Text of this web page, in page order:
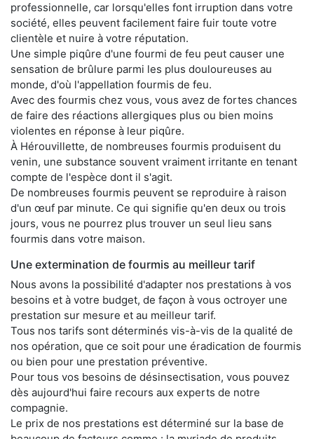
professionnelle, car lorsqu'elles font irruption dans votre
société, elles peuvent facilement faire fuir toute votre
clientèle et nuire à votre réputation.
Une simple piqûre d'une fourmi de feu peut causer une
sensation de brûlure parmi les plus douloureuses au
monde, d'où l'appellation fourmis de feu.
Avec des fourmis chez vous, vous avez de fortes chances
de faire des réactions allergiques plus ou bien moins
violentes en réponse à leur piqûre.
À Hérouvillette, de nombreuses fourmis produisent du
venin, une substance souvent vraiment irritante en tenant
compte de l'espèce dont il s'agit.
De nombreuses fourmis peuvent se reproduire à raison
d'un œuf par minute. Ce qui signifie qu'en deux ou trois
jours, vous ne pourrez plus trouver un seul lieu sans
fourmis dans votre maison.
Une extermination de fourmis au meilleur tarif
Nous avons la possibilité d'adapter nos prestations à vos
besoins et à votre budget, de façon à vous octroyer une
prestation sur mesure et au meilleur tarif.
Tous nos tarifs sont déterminés vis-à-vis de la qualité de
nos opération, que ce soit pour une éradication de fourmis
ou bien pour une prestation préventive.
Pour tous vos besoins de désinsectisation, vous pouvez
dès aujourd'hui faire recours aux experts de notre
compagnie.
Le prix de nos prestations est déterminé sur la base de